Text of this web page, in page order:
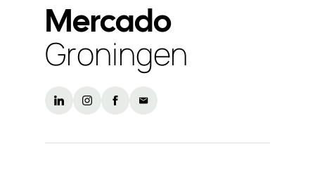
Kennis
Particulieren
KlantPortaal
Mercado
Groningen